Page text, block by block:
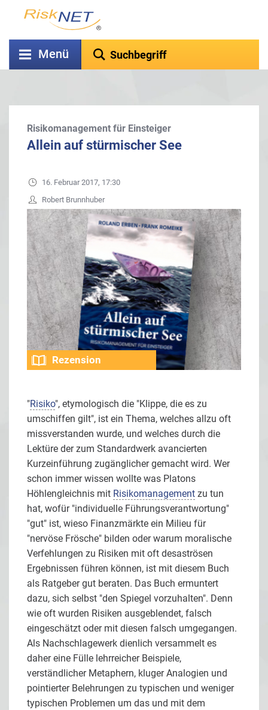
Menü
Risikomanagement für Einsteiger
Allein auf stürmischer See
16. Februar 2017, 17:30
Robert Brunnhuber
Rezension
"Risiko", etymologisch die "Klippe, die es zu
umschiffen gilt", ist ein Thema, welches allzu oft
missverstanden wurde, und welches durch die
Lektüre der zum Standardwerk avancierten
Kurzeinführung zugänglicher gemacht wird. Wer
schon immer wissen wollte was Platons
Höhlengleichnis mit Risikomanagement zu tun
hat, wofür "individuelle Führungsverantwortung"
"gut" ist, wieso Finanzmärkte ein Milieu für
"nervöse Frösche" bilden oder warum moralische
Verfehlungen zu Risiken mit oft desaströsen
Ergebnissen führen können, ist mit diesem Buch
als Ratgeber gut beraten. Das Buch ermuntert
dazu, sich selbst "den Spiegel vorzuhalten". Denn
wie oft wurden Risiken ausgeblendet, falsch
eingeschätzt oder mit diesen falsch umgegangen.
Als Nachschlagewerk dienlich versammelt es
daher eine Fülle lehrreicher Beispiele,
verständlicher Metaphern, kluger Analogien und
pointierter Belehrungen zu typischen und weniger
typischen Problemen um das und mit dem